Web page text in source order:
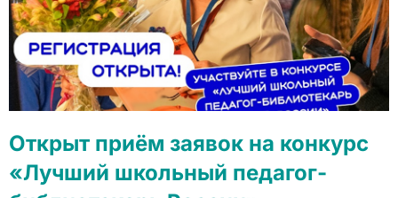
Открыт приём заявок на конкурс
«Лучший школьный педагог-